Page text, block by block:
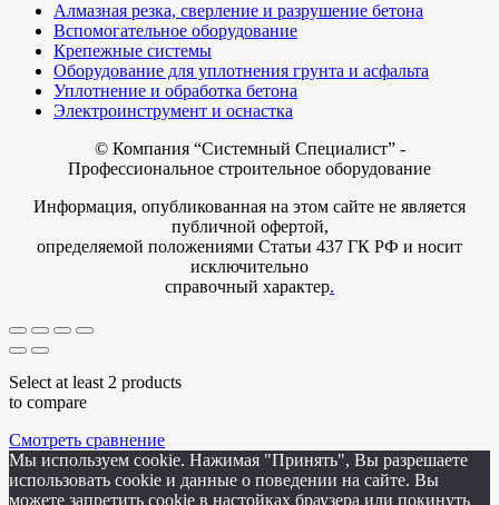
Алмазная резка, сверление и разрушение бетона
Вспомогательное оборудование
Крепежные системы
Оборудование для уплотнения грунта и асфальта
Уплотнение и обработка бетона
Электроинструмент и оснастка
© Компания “Системный Специалист” -
Профессиональное строительное оборудование
Информация, опубликованная на этом сайте не является
публичной офертой,
определяемой положениями Статьи 437 ГК РФ и носит
исключительно
справочный характер.
Select at least 2 products
to compare
Смотреть сравнение
Мы используем cookie. Нажимая "Принять", Вы разрешаете
использовать cookie и данные о поведении на сайте. Вы
можете запретить cookie в настойках браузера или покинуть